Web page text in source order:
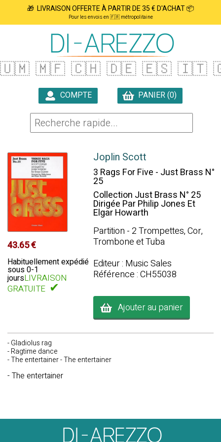
🎁 LIVRAISON OFFERTE À PARTIR DE 35 € D'ACHAT 📦
Pour les envois en 🇫🇷 métropolitaine
🇺🇲 🇲🇫 🇨🇭 🇩🇪 🇪🇸 🇮🇹
COMPTE
PANIER (0)
43.65 €
Habituellement expédié
sous 0-1
joursLIVRAISON
GRATUITE ✔
Joplin Scott
3 Rags For Five - Just Brass N°
25
Collection Just Brass N° 25
Dirigée Par Philip Jones Et
Elgar Howarth
Partition - 2 Trompettes, Cor,
Trombone et Tuba
Editeur : Music Sales
Référence : CH55038
Ajouter au panier
- Gladiolus rag
- Ragtime dance
- The entertainer - The entertainer
- The entertainer